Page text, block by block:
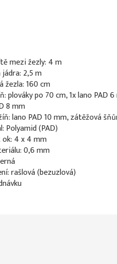
mezi žezly: 4 m
jádra: 2,5 m
žezla: 160 cm
plováky po 70 cm, 1x lano PAD
8 mm
lano PAD 10 mm, zátěžová
Polyamid (PAD)
4 x 4 mm
0,6 mm
rašlová (bezuzlová)